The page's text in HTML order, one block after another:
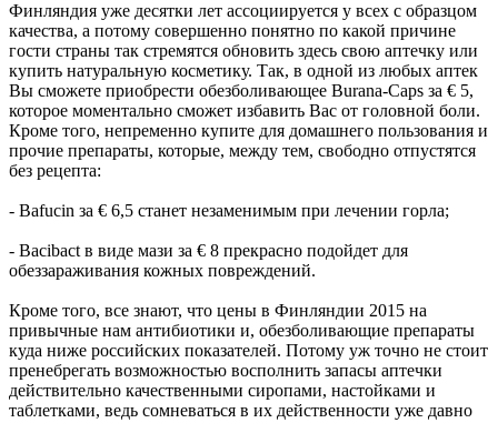
Финляндия уже десятки лет ассоциируется у всех с образцом
качества, а потому совершенно понятно по какой причине
гости страны так стремятся обновить здесь свою аптечку или
купить натуральную косметику. Так, в одной из любых аптек
Вы сможете приобрести обезболивающее Burana-Caps за € 5,
которое моментально сможет избавить Вас от головной боли.
Кроме того, непременно купите для домашнего пользования и
прочие препараты, которые, между тем, свободно отпустятся
без рецепта:
- Bafucin за € 6,5 станет незаменимым при лечении горла;
- Bacibact в виде мази за € 8 прекрасно подойдет для
обеззараживания кожных повреждений.
Кроме того, все знают, что цены в Финляндии 2015 на
привычные нам антибиотики и, обезболивающие препараты
куда ниже российских показателей. Потому уж точно не стоит
пренебрегать возможностью восполнить запасы аптечки
действительно качественными сиропами, настойками и
таблетками, ведь сомневаться в их действенности уже давно